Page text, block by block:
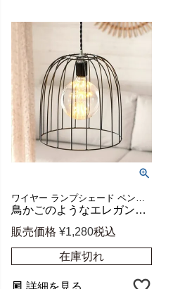
ワイヤー ランプシェード ペンダントライト モダン ブラック
鳥かごのようなエレガントなワイヤーランプシェード ツリガネ E26 約直径26cm [66903]
販売価格 ¥1,280税込
在庫切れ